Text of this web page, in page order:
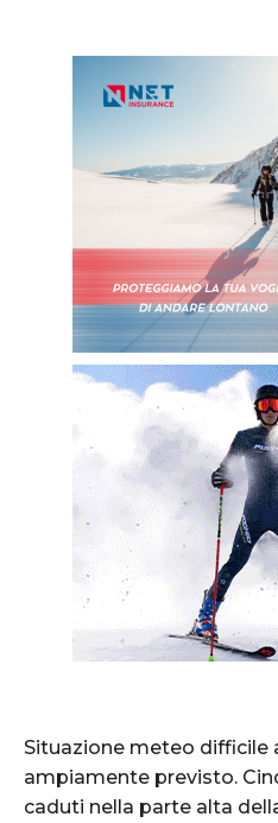
Situazione meteo difficile
ampiamente previsto.
caduti nella parte alta